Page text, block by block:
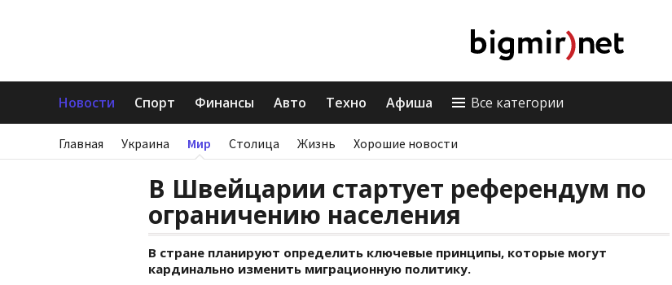
Новости Спорт Финансы Авто Техно Афиша Все категории
Главная Украина Мир Столица Жизнь Хорошие новости
В Швейцарии стартует референдум по
ограничению населения
В стране планируют определить ключевые принципы, которые могут
кардинально изменить миграционную политику.